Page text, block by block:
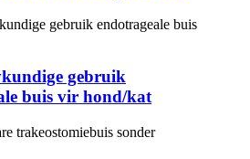
gebruik
buis vir hond/kat